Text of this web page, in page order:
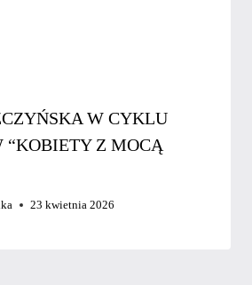
W CYKLU
Z MOCĄ
23 kwietnia 2026